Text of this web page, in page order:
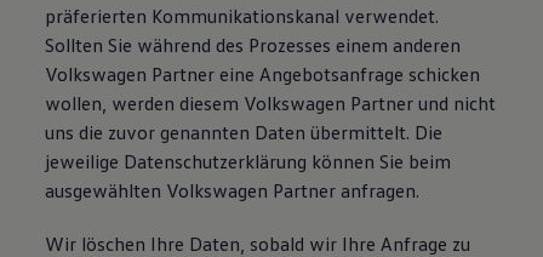
präferierten Kommunikationskanal verwendet.
Sollten Sie während des Prozesses einem anderen
Volkswagen Partner eine Angebotsanfrage schicken
wollen, werden diesem Volkswagen Partner und nicht
uns die zuvor genannten Daten übermittelt. Die
jeweilige Datenschutzerklärung können Sie beim
ausgewählten Volkswagen Partner anfragen.
Wir löschen Ihre Daten, sobald wir Ihre Anfrage zu